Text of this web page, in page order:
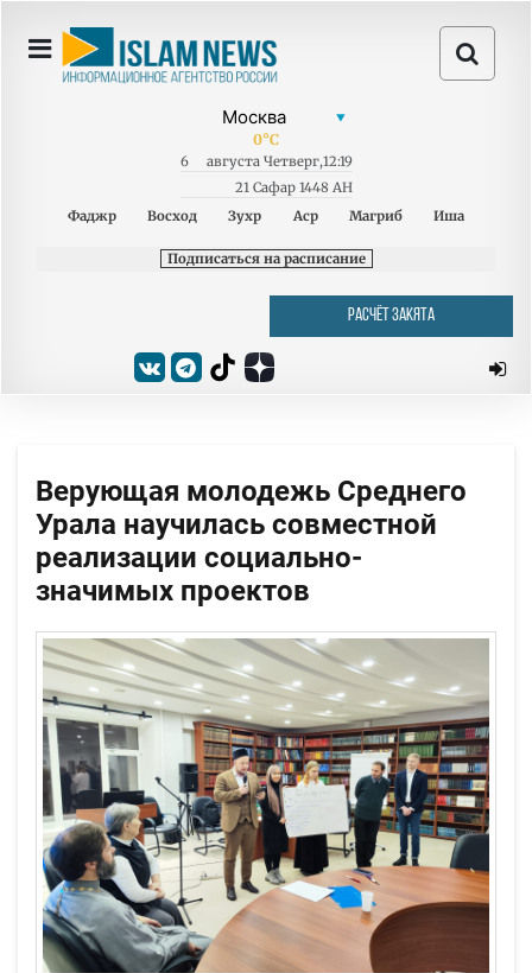
0°C
6 августа Четверг,12:19
21 Сафар 1448 AH
Фаджр
Восход Зухр Аср Магриб Иша
Подписаться на расписание
РАСЧЁТ ЗАКЯТА
Верующая молодежь Среднего
Урала научилась совместной
реализации социально-
значимых проектов